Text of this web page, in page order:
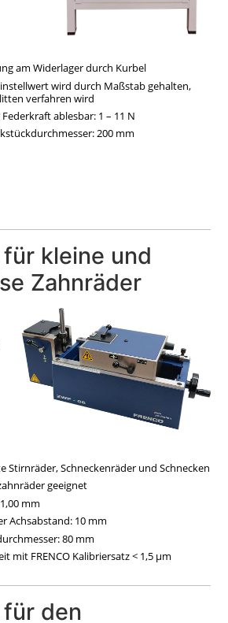
am Widerlager durch Kurbel
wird durch Maßstab gehalten,
verfahren wird
ablesbar: 1 – 11 N
200 mm
kleine und
Zahnräder
Stirnräder, Schneckenräder und Schnecken
geeignet
mm
Achsabstand: 10 mm
80 mm
mit FRENCO Kalibriersatz < 1,5 µm
den